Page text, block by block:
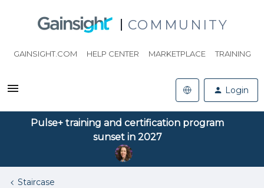
COMMUNITY
GAINSIGHT.COM HELP CENTER MARKETPLACE TRAINING
Login
Pulse+ training and certification program
sunset in 2027
Staircase